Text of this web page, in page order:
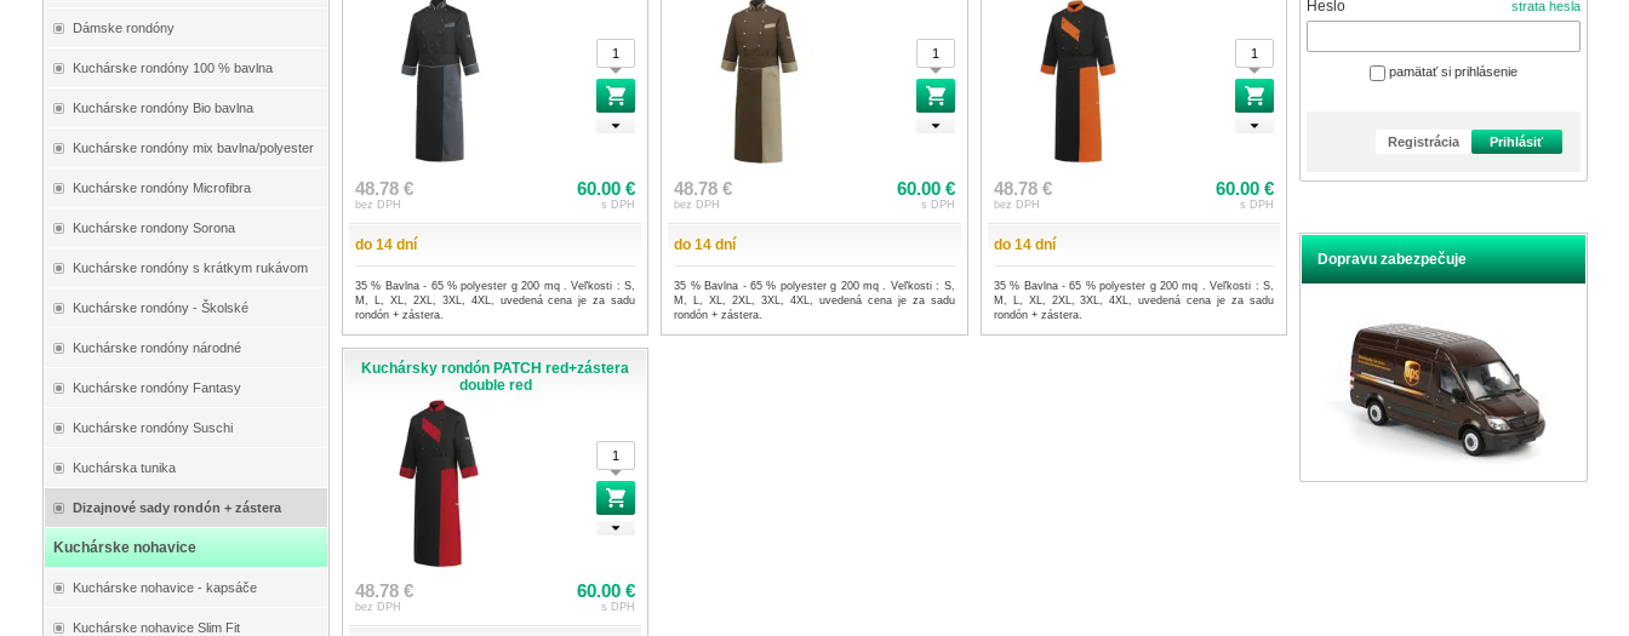
Dámske rondóny
Kuchárske rondóny 100 % bavlna
Kuchárske rondóny Bio bavlna
Kuchárske rondóny mix bavlna/polyester
Kuchárske rondóny Microfibra
Kuchárske rondony Sorona
Kuchárske rondóny s krátkym rukávom
Kuchárske rondóny - Školské
Kuchárske rondóny národné
Kuchárske rondóny Fantasy
Kuchárske rondóny Suschi
Kuchárska tunika
Dizajnové sady rondón + zástera
Kuchárske nohavice
Kuchárske nohavice - kapsáče
Kuchárske nohavice Slim Fit
Heslo strata hesla
pamätať si prihlásenie
Registrácia Prihlásiť
Dopravu zabezpečuje
48.78 €
bez DPH
60.00 €
s DPH
do 14 dní
35 % Bavlna - 65 % polyester g 200 mq . Veľkosti : S,
M, L, XL, 2XL, 3XL, 4XL, uvedená cena je za sadu
rondón + zástera.
48.78 €
bez DPH
60.00 €
s DPH
do 14 dní
35 % Bavlna - 65 % polyester g 200 mq . Veľkosti : S,
M, L, XL, 2XL, 3XL, 4XL, uvedená cena je za sadu
rondón + zástera.
48.78 €
bez DPH
60.00 €
s DPH
do 14 dní
35 % Bavlna - 65 % polyester g 200 mq . Veľkosti : S,
M, L, XL, 2XL, 3XL, 4XL, uvedená cena je za sadu
rondón + zástera.
Kuchársky rondón PATCH red+zástera
double red
48.78 €
bez DPH
60.00 €
s DPH